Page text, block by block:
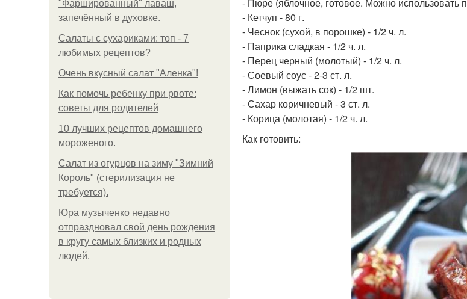
"Фаршированный" лаваш,
запечённый в духовке.
Салаты с сухариками: топ - 7
любимых рецептов?
Очень вкусный салат "Аленка"!
Как помочь ребенку при рвоте:
советы для родителей
10 лучших рецептов домашнего
мороженого.
Салат из огурцов на зиму "Зимний
Король" (стерилизация не
требуется).
Юра музыченко недавно
отпраздновал свой день рождения
в кругу самых близких и родных
людей.
- Кетчуп - 80 г.
- Чеснок (сухой, в порошке) - 1/2 ч. л.
- Паприка сладкая - 1/2 ч. л.
- Перец черный (молотый) - 1/2 ч. л.
- Соевый соус - 2-3 ст. л.
- Лимон (выжать сок) - 1/2 шт.
- Сахар коричневый - 3 ст. л.
- Корица (молотая) - 1/2 ч. л.
Как готовить: